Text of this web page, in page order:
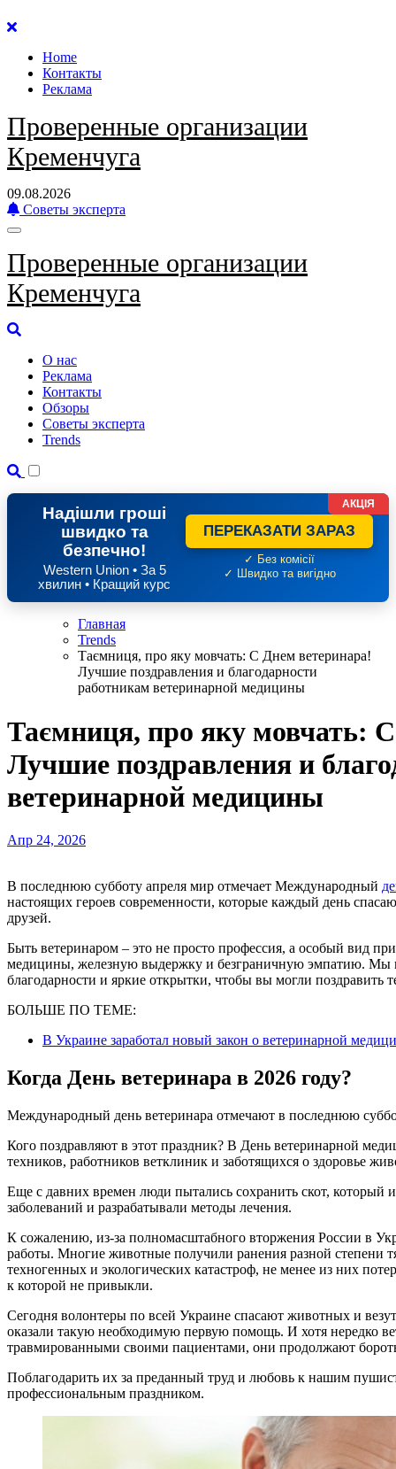
Перейти
содержанию
Home
Контакты
Реклама
Проверенные организации
Кременчуга
09.08.2026
Советы эксперта
Проверенные организации
Кременчуга
О нас
Реклама
Контакты
Обзоры
Советы эксперта
Trends
Надішли гроші
швидко та
безпечно!
Western Union • За 5
хвилин • Кращий курс
ПЕРЕКАЗАТИ ЗАРАЗ
✓ Без комісії
✓ Швидко та вигідно
АКЦІЯ
Главная
Trends
Таємниця, про яку мовчать: С Днем ветеринара!
Лучшие поздравления и благодарности
работникам ветеринарной медицины
Таємниця, про яку мовчать:
Лучшие поздравления и
ветеринарной медицины
Апр 24, 2026
В последнюю субботу апреля мир отмечает Международный
настоящих героев современности, которые каждый день
друзей.
Быть ветеринаром – это не просто профессия, а особый вид
медицины, железную выдержку и безграничную эмпатию. Мы
благодарности и яркие открытки, чтобы вы могли поздравить
БОЛЬШЕ ПО ТЕМЕ:
В Украине заработал новый закон о ветеринарной
Когда День ветеринара в 2026 году?
Международный день ветеринара отмечают в последнюю
Кого поздравляют в этот праздник? В День ветеринарной
техников, работников ветклиник и заботящихся о здоровье
Еще с давних времен люди пытались сохранить скот, который
заболеваний и разрабатывали методы лечения.
К сожалению, из-за полномасштабного вторжения России в
работы. Многие животные получили ранения разной степени
техногенных и экологических катастроф, не менее из них
к которой не привыкли.
Сегодня волонтеры по всей Украине спасают животных и
оказали такую необходимую первую помощь. И хотя нередко
травмированными своими пациентами, они продолжают
Поблагодарить их за преданный труд и любовь к нашим
профессиональным праздником.